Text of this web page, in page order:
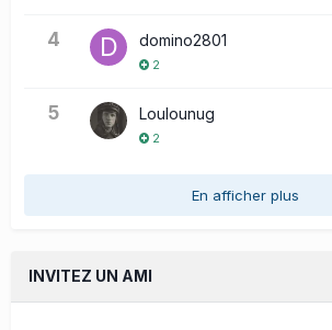
4 domino2801
2
5 Loulounug
2
En afficher plus
INVITEZ UN AMI